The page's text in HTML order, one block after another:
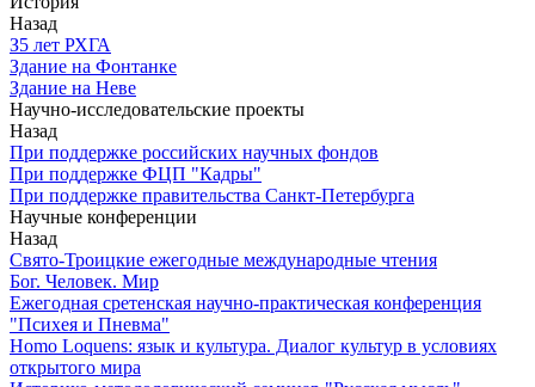
Назад
З5 лет РХГА
Здание на Фонтанке
Здание на Неве
Научно-исследовательские проекты
Назад
При поддержке российских научных фондов
При поддержке ФЦП "Кадры"
При поддержке правительства Санкт-Петербурга
Научные конференции
Назад
Свято-Троицкие ежегодные международные чтения
Бог. Человек. Мир
Ежегодная сретенская научно-практическая конференция
"Психея и Пневма"
Homo Loquens: язык и культура. Диалог культур в условиях
открытого мира